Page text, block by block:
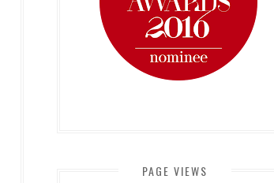
PAGE VIEWS